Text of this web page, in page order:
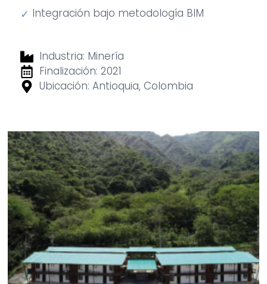
✓ Integración bajo metodología BIM
Industria: Minería
Finalización: 2021
Ubicación: Antioquia, Colombia